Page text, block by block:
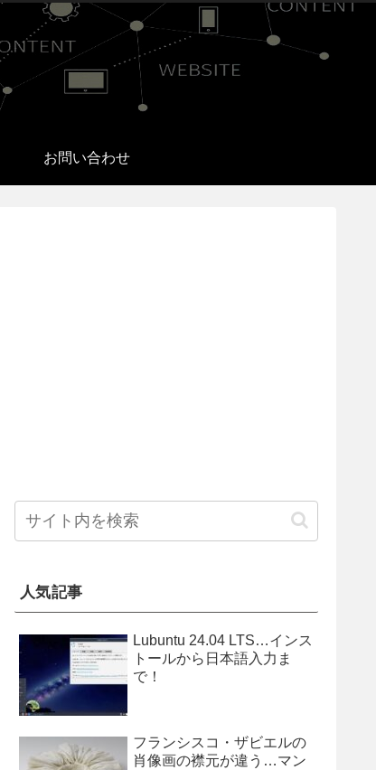
お問い合わせ
人気記事
Lubuntu 24.04 LTS…インス
トールから日本語入力ま
で！
フランシスコ・ザビエルの
肖像画の襟元が違う…マン